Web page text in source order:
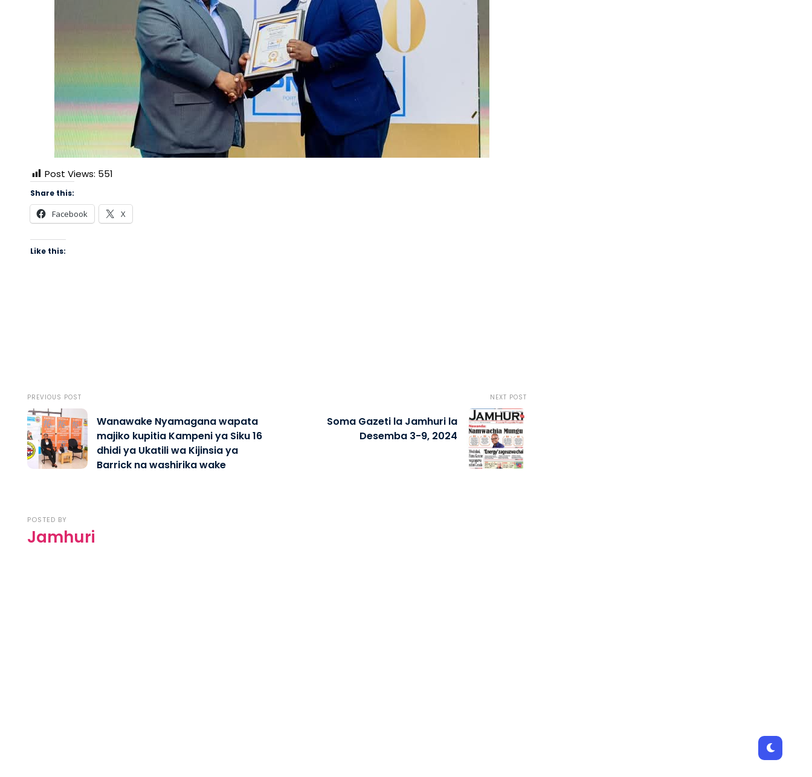
Post Views: 551
Share this:
Facebook X
Like this:
PREVIOUS POST
Wanawake Nyamagana wapata
majiko kupitia Kampeni ya Siku 16
dhidi ya Ukatili wa Kijinsia ya
Barrick na washirika wake
NEXT POST
Soma Gazeti la Jamhuri la
Desemba 3-9, 2024
POSTED BY
Jamhuri